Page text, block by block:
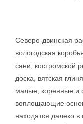
Северо-двинская
вологодская
сани, костромской
доска, вятская
малые, коренные и
воплощающие
находятся далеко в